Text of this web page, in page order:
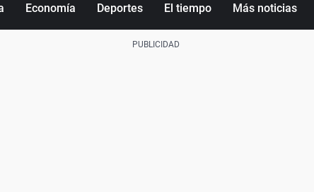
Economía Deportes El tiempo Más noticias